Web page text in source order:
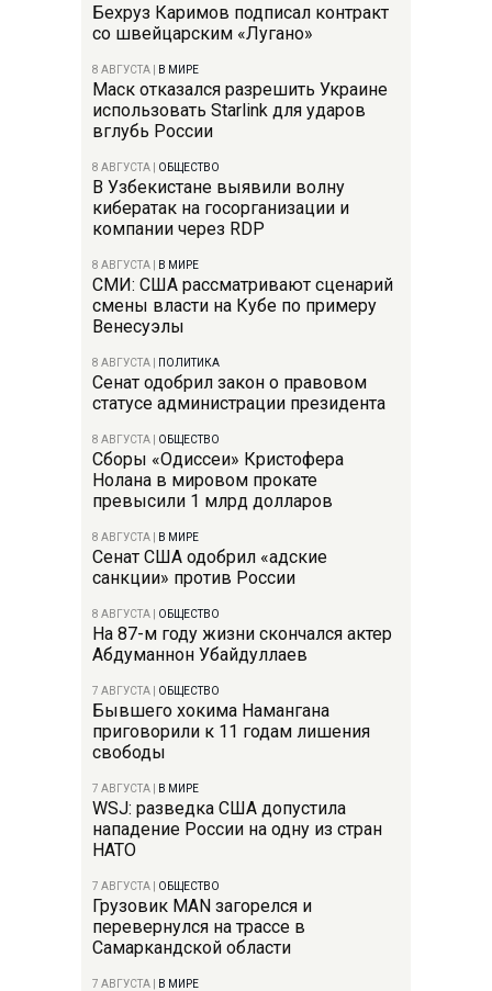
Бехруз Каримов подписал контракт
со швейцарским «Лугано»
8 АВГУСТА В МИРЕ
Маск отказался разрешить Украине
использовать Starlink для ударов
вглубь России
8 АВГУСТА ОБЩЕСТВО
В Узбекистане выявили волну
кибератак на госорганизации и
компании через RDP
8 АВГУСТА В МИРЕ
СМИ: США рассматривают сценарий
смены власти на Кубе по примеру
Венесуэлы
8 АВГУСТА ПОЛИТИКА
Сенат одобрил закон о правовом
статусе администрации президента
8 АВГУСТА ОБЩЕСТВО
Сборы «Одиссеи» Кристофера
Нолана в мировом прокате
превысили 1 млрд долларов
8 АВГУСТА В МИРЕ
Сенат США одобрил «адские
санкции» против России
8 АВГУСТА ОБЩЕСТВО
На 87-м году жизни скончался актер
Абдуманнон Убайдуллаев
7 АВГУСТА ОБЩЕСТВО
Бывшего хокима Намангана
приговорили к 11 годам лишения
свободы
7 АВГУСТА В МИРЕ
WSJ: разведка США допустила
нападение России на одну из стран
НАТО
7 АВГУСТА ОБЩЕСТВО
Грузовик MAN загорелся и
перевернулся на трассе в
Самаркандской области
7 АВГУСТА В МИРЕ